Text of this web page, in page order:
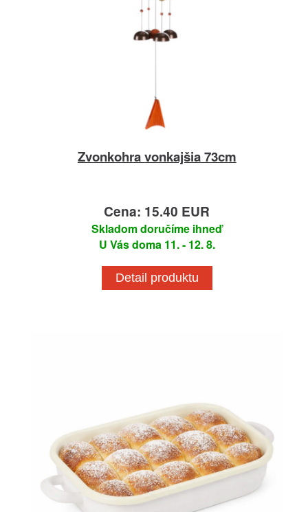
Zvonkohra vonkajšia 73cm
Cena: 15.40 EUR
Skladom doručíme ihneď
U Vás doma 11. - 12. 8.
Detail produktu